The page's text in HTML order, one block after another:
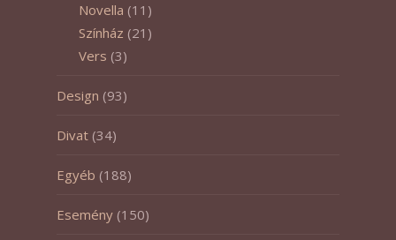
Novella (11)
Színház (21)
Vers (3)
Design (93)
Divat (34)
Egyéb (188)
Esemény (150)